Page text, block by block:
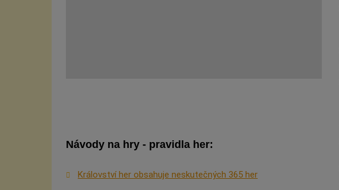
Návody na hry - pravidla her:
Království her obsahuje neskutečných 365 her